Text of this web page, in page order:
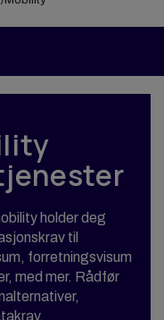
holder deg
til
forretningsvisum
med mer. Rådfør